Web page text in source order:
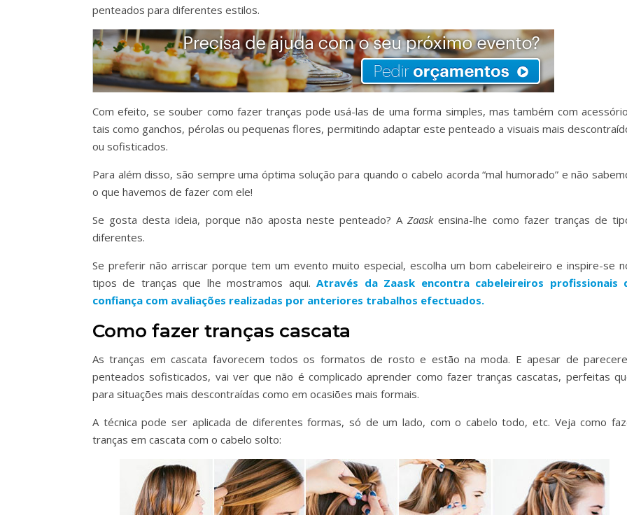
penteados para diferentes estilos.
Com efeito, se souber como fazer tranças pode usá-las de uma forma simples, mas também com
tais como ganchos, pérolas ou pequenas flores, permitindo adaptar este penteado a visuais mais
ou sofisticados.
Para além disso, são sempre uma óptima solução para quando o cabelo acorda “mal humorado” e não
o que havemos de fazer com ele!
Se gosta desta ideia, porque não aposta neste penteado? AZaaskensina-lhe como fazer tranças de
diferentes.
Se preferir não arriscar porque tem um evento muito especial, escolha um bom cabeleireiro e inspire-se
tipos de tranças que lhe mostramos aqui.Através da Zaask encontra cabeleireiros profissionais
confiança com avaliações realizadas por anteriores trabalhos efectuados.
Como fazer tranças cascata
As tranças em cascata favorecem todos os formatos de rosto e estão na moda. E apesar de
penteados sofisticados, vai ver que não é complicado aprender como fazer tranças cascatas, perfeitas
para situações mais descontraídas como em ocasiões mais formais.
A técnica pode ser aplicada de diferentes formas, só de um lado, com o cabelo todo, etc. Veja como
tranças em cascata com o cabelo solto: